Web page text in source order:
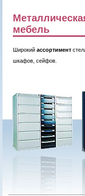
мебель
Широкий ассортимент
шкафов, сейфов.